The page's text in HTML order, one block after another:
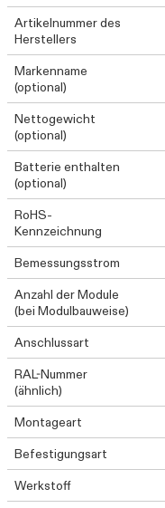
Artikelnummer des
Herstellers
Markenname
(optional)
Nettogewicht
(optional)
Batterie enthalten
(optional)
RoHS-
Kennzeichnung
Bemessungsstrom
Anzahl der Module
(bei Modulbauweise)
Anschlussart
RAL-Nummer
(ähnlich)
Montageart
Befestigungsart
Werkstoff